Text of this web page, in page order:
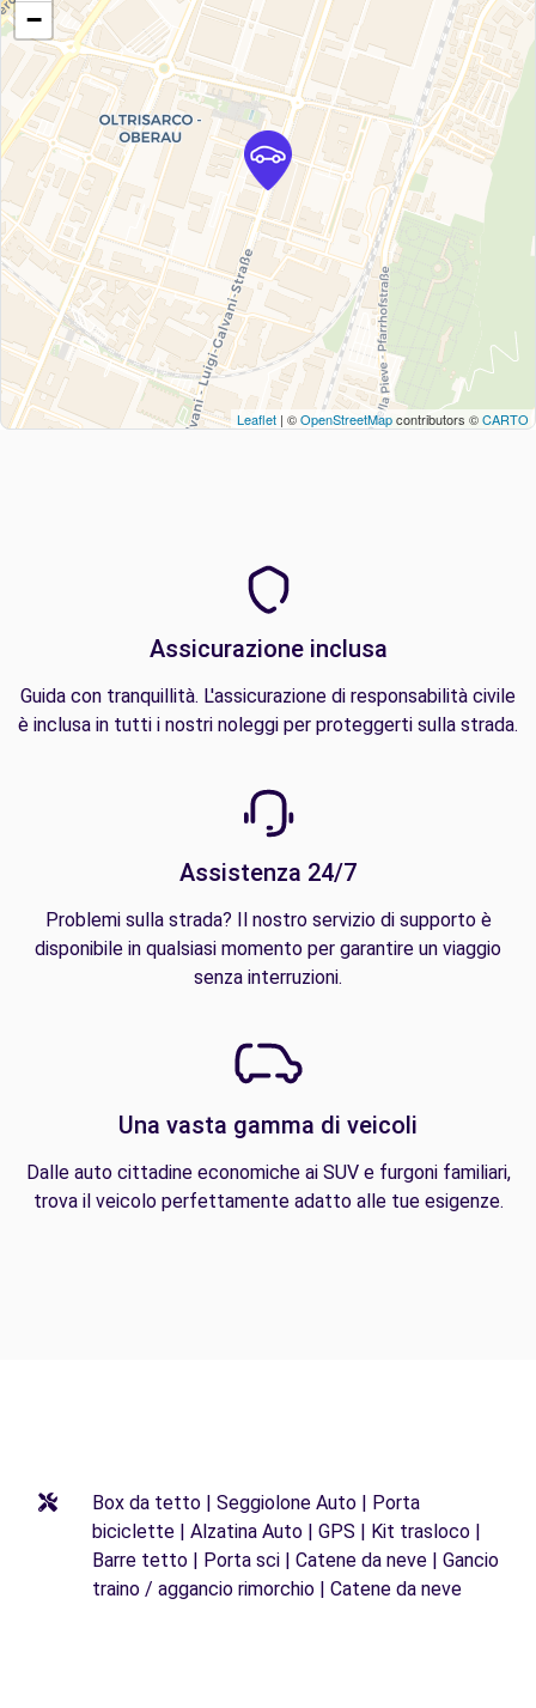
−
Leaflet | ©OpenStreetMapcontributors ©CARTO
Assicurazione inclusa
Guida con tranquillità. L'assicurazione di responsabilità civile
è inclusa in tutti i nostri noleggi per proteggerti sulla strada.
Assistenza 24/7
Problemi sulla strada? Il nostro servizio di supporto è
disponibile in qualsiasi momento per garantire un viaggio
senza interruzioni.
Una vasta gamma di veicoli
Dalle auto cittadine economiche ai SUV e furgoni familiari,
trova il veicolo perfettamente adatto alle tue esigenze.
Box da tetto | Seggiolone Auto | Porta
biciclette | Alzatina Auto | GPS | Kit trasloco |
Barre tetto | Porta sci | Catene da neve | Gancio
traino / aggancio rimorchio | Catene da neve